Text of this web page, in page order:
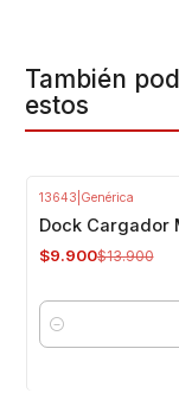
También
estos
13643 Genérica
Dock Cargador
$9.900$13.900
Cantidad